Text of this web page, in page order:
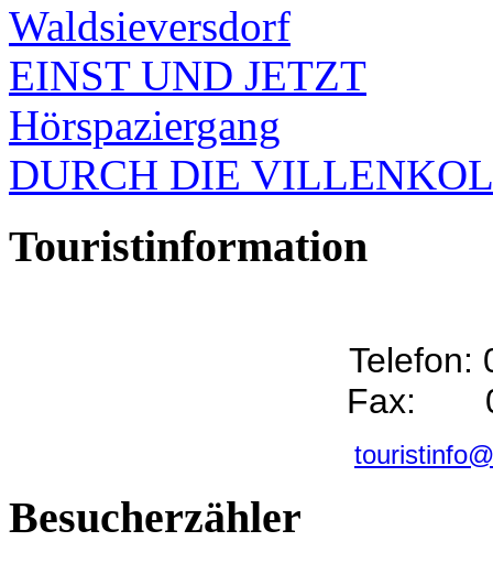
Waldsieversdorf
EINST UND JETZT
Hörspaziergang
DURCH DIE
Touristinformation
Telefon:
Fax:
Besucherzähler